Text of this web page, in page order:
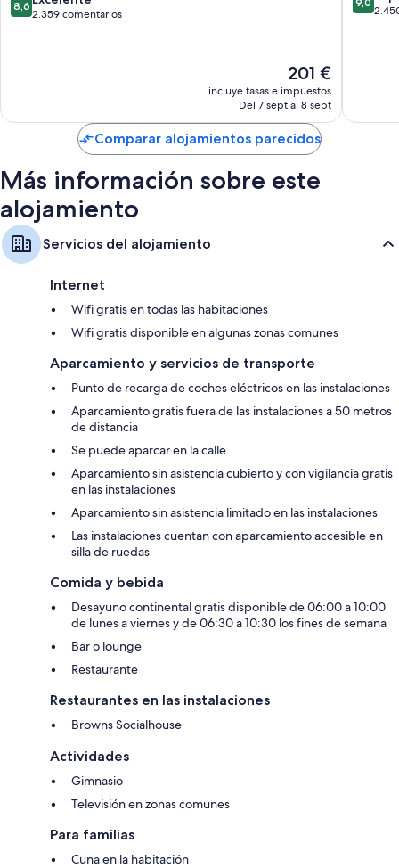
Colchones con acolchado adicional y cunas gratuitas
Televisiones de pantalla plana de 36 pulgadas con canales digitales
Zonas de estar independientes, frigoríficos y microondas
Richmond
sobre
8,6
2.359 comentarios
El
precio
actual
de
201 €
201 €
incluye tasas e impuestos
Del 7 sept al 8 sept
sobre
Comparar alojamientos parecidos
Más información sobre este
alojamiento
Servicios del alojamiento
Internet
Wifi gratis en todas las habitaciones
Wifi gratis disponible en algunas zonas comunes
Aparcamiento y servicios de transporte
Punto de recarga de coches eléctricos en las instalaciones
Aparcamiento gratis fuera de las instalaciones a 50 metros
de distancia
Se puede aparcar en la calle.
Aparcamiento sin asistencia cubierto y con vigilancia gratis
en las instalaciones
Aparcamiento sin asistencia limitado en las instalaciones
Las instalaciones cuentan con aparcamiento accesible en
silla de ruedas
Comida y bebida
Desayuno continental gratis disponible de 06:00 a 10:00
de lunes a viernes y de 06:30 a 10:30 los fines de semana
Bar o lounge
Restaurante
Restaurantes en las instalaciones
Browns Socialhouse
Actividades
Gimnasio
Televisión en zonas comunes
Para familias
Cuna en la habitación